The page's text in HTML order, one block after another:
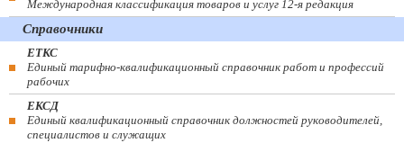
Международная классификация товаров и услуг 12-я редакция
Справочники
ЕТКС
Единый тарифно-квалификационный справочник работ и профессий
рабочих
ЕКСД
Единый квалификационный справочник должностей руководителей,
специалистов и служащих